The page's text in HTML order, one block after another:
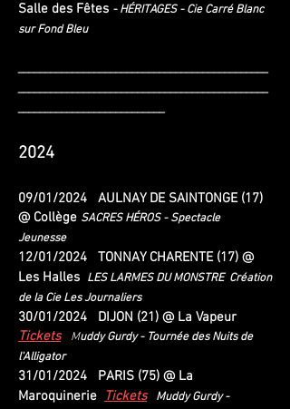
Salle des Fêtes ​-HÉRITAGES - Cie Carré Blanc
sur Fond Bleu
______________________________________________
______________________________________________
___________________________
2024
09/01/2024 AULNAY DE SAINTONGE (17)
@ Collège SACRES HÉROS - Spectacle
Jeunesse
12/01/2024 TONNAY CHARENTE (17) @
Les Halles LES LARMES DU MONSTRECréation
de la Cie Les Journaliers
30/01/2024 DIJON (21) @ La Vapeur
Tickets
Muddy Gurdy - Tournée des Nuits de
l'Alligator
31/01/2024 PARIS (75) @ La
Maroquinerie Tickets Muddy Gurdy-